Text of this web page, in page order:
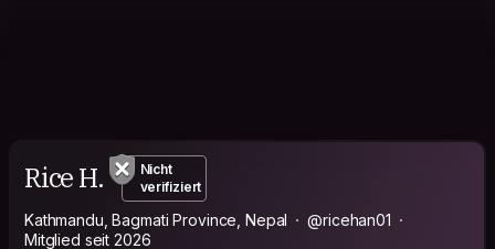
Rice H.
Nicht
verifiziert
Kathmandu, Bagmati Province, Nepal
@ricehan01
Mitglied seit 2026